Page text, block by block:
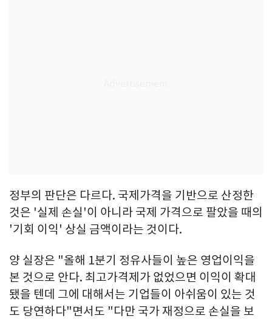
정부의 판단은 다르다. 국제가격을 기반으로 산정한
것은 '실제 손실'이 아니라 국제 가격으로 팔았을 때의
'기회 이익' 상실 금액이라는 것이다.
양 실장은 "올해 1분기 정유사들이 높은 영업이익을
본 것으로 안다. 최고가격제가 없었으면 이익이 확대
됐을 텐데 그에 대해서는 기업들이 아쉬움이 있는 것
도 당연하다"면서도 "다만 국가 재정으로 손실을 보